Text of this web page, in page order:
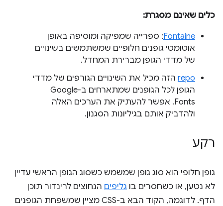
כלים שאינם מסגרת:
Fontaine: ספרייה שמפיקה ומוסיפה באופן
אוטומטי גופנים חלופיים שמשתמשים בשינויים
של מדדי הגופן מברירת המחדל.
repo הזה מכיל את השינויים הגורפים של מדדי
הגופן לכל הגופנים שמתארחים ב-Google
Fonts. אפשר להעתיק את הערכים האלה
ולהדביק אותם בגיליונות הסגנון.
רקע
גופן חלופי הוא סוג גופן שמשמש כשסוג הגופן הראשי עדיין
לא נטען, או כשחסרים בו גליפים הנחוצים לרינדור תוכן
הדף. לדוגמה, הקוד הבא ב-CSS מציין שמשפחת הגופנים